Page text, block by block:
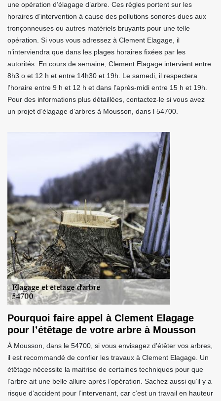
une opération d’élagage d’arbre. Ces règles portent sur les
horaires d’intervention à cause des pollutions sonores dues aux
tronçonneuses ou autres matériels bruyants pour une telle
opération. Si vous vous adressez à Clement Elagage, il
n’interviendra que dans les plages horaires fixées par les
autorités. En cours de semaine, Clement Elagage intervient entre
8h3 o et 12 h et entre 14h30 et 19h. Le samedi, il respectera
l’horaire entre 9 h et 12 h et dans l’après-midi entre 15 h et 19h.
Pour des informations plus détaillées, contactez-le si vous avez
un projet d’élagage d’arbres à Mousson, dans l 54700.
Pourquoi faire appel à Clement Elagage
pour l’étêtage de votre arbre à Mousson
À Mousson, dans le 54700, si vous envisagez d’étêter vos arbres,
il est recommandé de confier les travaux à Clement Elagage. Un
étêtage nécessite la maitrise de certaines techniques pour que
l’arbre ait une belle allure après l’opération. Sachez aussi qu’il y a
risque d’accident pour l’intervenant, car c’est un travail en hauteur